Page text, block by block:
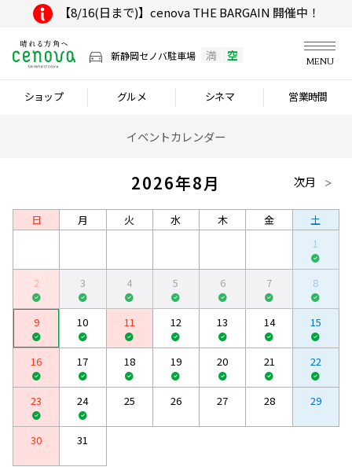
【8/16(日まで)】cenova THE BARGAIN 開催中！
新静岡セノバ駐車場 満 空 MENU
ショップ グルメ シネマ 営業時間
イベントカレンダー
2026年8月 次月
日 月 火 水 木 金
土
1
2 3 4 5 6 7 8
9 10 11 12 13 14 15
16 17 18 19 20 21 22
23 24 25 26 27 28 29
30 31